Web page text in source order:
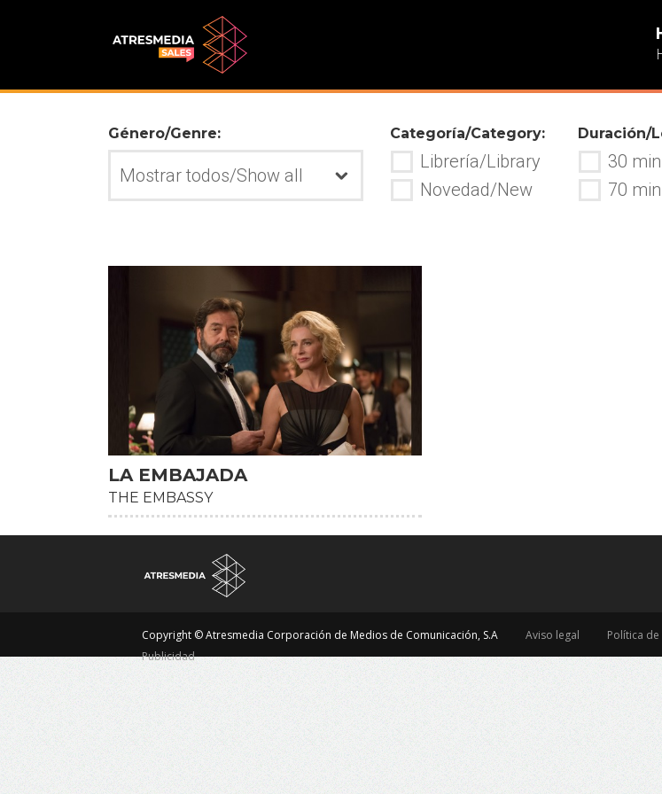
Género/Genre: Categoría/Category:
Librería/Library
Novedad/New
Duración/
30 min
70 min
LA EMBAJADA
THE EMBASSY
Copyright © Atresmedia Corporación de Medios de Comunicación, S.A Aviso legal Política
Publicidad